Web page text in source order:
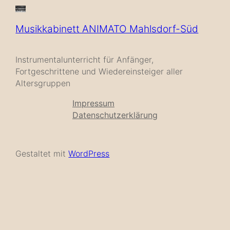
Musikkabinett ANIMATO Mahlsdorf-Süd
Instrumentalunterricht für Anfänger,
Fortgeschrittene und Wiedereinsteiger aller
Altersgruppen
Impressum
Datenschutzerklärung
Gestaltet mitWordPress